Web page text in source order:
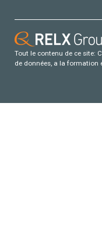
Tout le contenu de ce site:
de données, a la formation